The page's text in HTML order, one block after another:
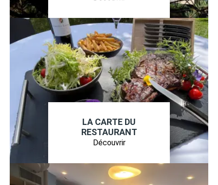
LA CARTE DU
RESTAURANT
Découvrir